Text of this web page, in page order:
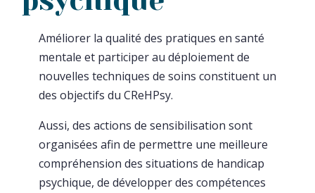
Améliorer la qualité des pratiques en santé
mentale et participer au déploiement de
nouvelles techniques de soins constituent un
des objectifs du CReHPsy.
Aussi, des actions de sensibilisation sont
organisées afin de permettre une meilleure
compréhension des situations de handicap
psychique, de développer des compétences